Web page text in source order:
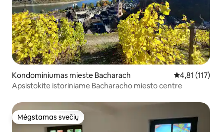
Kondominiumas mieste Bacharach Vidutinis
4,81 (117)
Apsistokite istoriniame Bacharacho miesto centre
Mėgstamas svečių
Mėgstamas svečių